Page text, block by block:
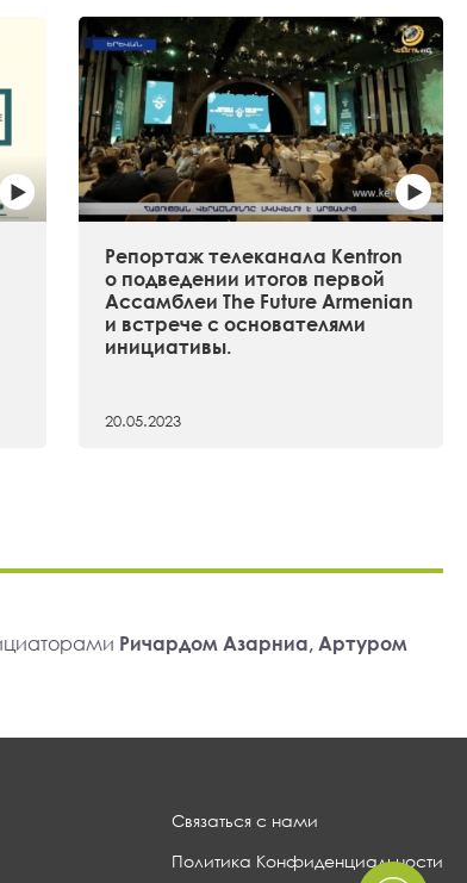
Репортаж телеканала Kentron
о подведении итогов первой
Ассамблеи The Future Armenian
и встрече с основателями
инициативы.
20.05.2023
Ричардом Азарниа, Артуром
Связаться с нами
Политика Конфиденциальности